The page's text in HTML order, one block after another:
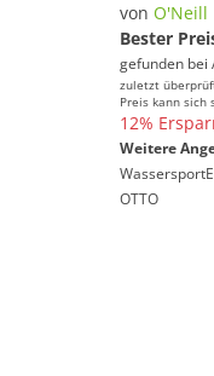
von O'Neill
Bester
gefunden bei
zuletzt
Preis kann sich
12%
Weitere
OTTO